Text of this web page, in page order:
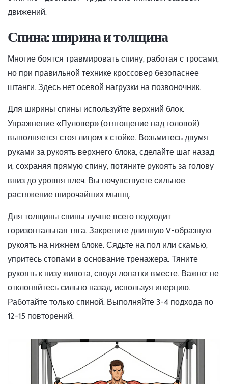
движений.
Спина: ширина и толщина
Многие боятся травмировать спину, работая с тросами,
но при правильной технике кроссовер безопаснее
штанги. Здесь нет осевой нагрузки на позвоночник.
Для ширины спины используйте верхний блок.
Упражнение «Пуловер» (отягощение над головой)
выполняется стоя лицом к стойке. Возьмитесь двумя
руками за рукоять верхнего блока, сделайте шаг назад
и, сохраняя прямую спину, потяните рукоять за голову
вниз до уровня плеч. Вы почувствуете сильное
растяжение широчайших мышц.
Для толщины спины лучше всего подходит
горизонтальная тяга. Закрепите длинную V-образную
рукоять на нижнем блоке. Сядьте на пол или скамью,
упритесь стопами в основание тренажера. Тяните
рукоять к низу живота, сводя лопатки вместе. Важно: не
отклоняйтесь сильно назад, используя инерцию.
Работайте только спиной. Выполняйте 3-4 подхода по
12-15 повторений.